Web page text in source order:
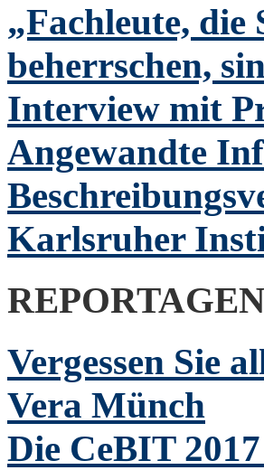
„Fachleute, die
beherrschen,
Interview mit
Angewandte
Karlsruher
REPORTAGEN
Vergessen Sie
Vera Münch
Die CeBIT